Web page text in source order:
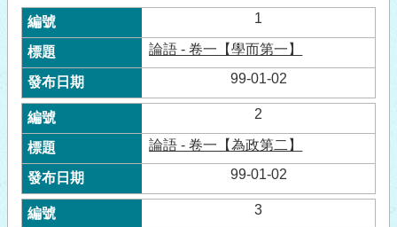
1
論語 - 卷一【學而第一】
99-01-02
2
論語 - 卷一【為政第二】
99-01-02
3